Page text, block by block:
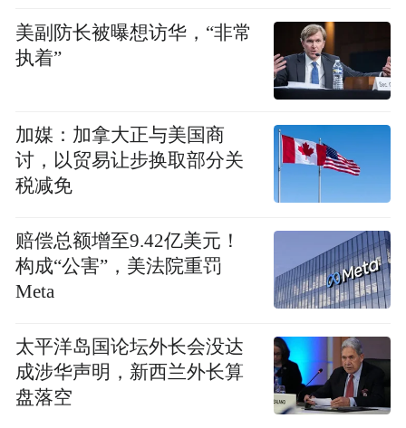
7月5日下午，该幼儿园大班幼儿家长刘先生
对极目新闻记者称，3日天水市某部门一名干
部电话通知，他孩子的血铅检验结果为
14.028微克/升，另一名干部在微信中向他确
认了这个数值。他称，4日西安市中心医院出
具的报告显示，孩子的血铅检验结果为290微
位不同，导致两地医院的检测结果有差异，
还是老家那边为了隐瞒什么情况。”
美副防长被曝想访华，“非常
执着”
加媒：加拿大正与美国商
讨，以贸易让步换取部分关
税减免
赔偿总额增至9.42亿美元！
构成“公害”，美法院重罚
Meta
太平洋岛国论坛外长会没达
成涉华声明，新西兰外长算
盘落空